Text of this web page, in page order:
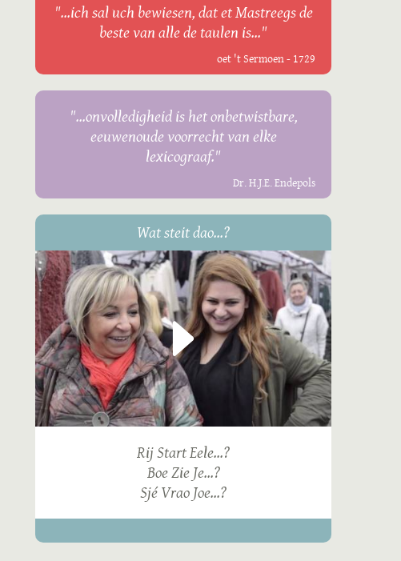
"...ich sal uch bewiesen, dat et Mastreegs de
beste van alle de taulen is..."
oet 't Sermoen - 1729
"...onvolledigheid is het onbetwistbare,
eeuwenoude voorrecht van elke
lexicograaf."
Dr. H.J.E. Endepols
Wat steit dao...?
Rij Start Eele...?
Boe Zie Je...?
Sjé Vrao Joe...?